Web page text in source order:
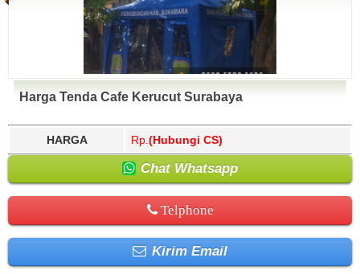
Harga Tenda Cafe Kerucut Surabaya
HARGA Rp. (Hubungi CS)
Chat Whatsapp
Telphone
Kirim Email